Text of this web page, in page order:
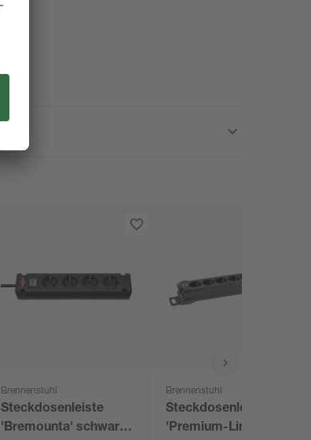
Brennenstuhl
Steckdosenleiste
'Bremounta' schwarz
Brennenstuhl
Steckdosenleiste
'Premium-Line' 0/6-